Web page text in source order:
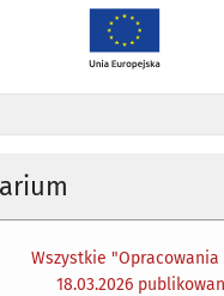
Wszystkie "Opracowania
18.03.2026